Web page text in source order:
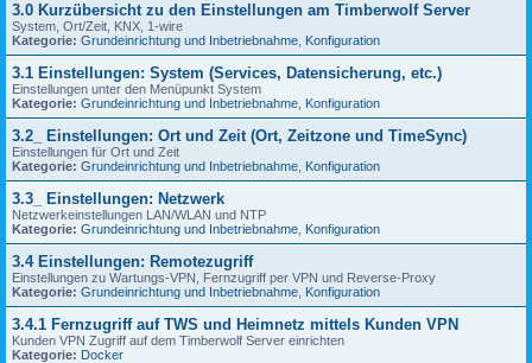
3.0 Kurzübersicht zu den Einstellungen am Timberwolf Server
System, Ort/Zeit, KNX, 1-wire
Kategorie: Grundeinrichtung und Inbetriebnahme Konfiguration
3.1 Einstellungen: System (Services, Datensicherung, etc.)
Einstellungen unter den Menüpunkt System
Kategorie: Grundeinrichtung und Inbetriebnahme Konfiguration
3.2_ Einstellungen: Ort und Zeit (Ort, Zeitzone und TimeSync)
Einstellungen für Ort und Zeit
Kategorie: Grundeinrichtung und Inbetriebnahme Konfiguration
3.3_ Einstellungen: Netzwerk
Netzwerkeinstellungen LAN/WLAN und NTP
Kategorie: Grundeinrichtung und Inbetriebnahme Konfiguration
3.4 Einstellungen: Remotezugriff
Einstellungen zu Wartungs-VPN, Fernzugriff per VPN und Reverse-Proxy
Kategorie: Grundeinrichtung und Inbetriebnahme Konfiguration
3.4.1 Fernzugriff auf TWS und Heimnetz mittels Kunden VPN
Kunden VPN Zugriff auf dem Timberwolf Server einrichten
Kategorie: Docker